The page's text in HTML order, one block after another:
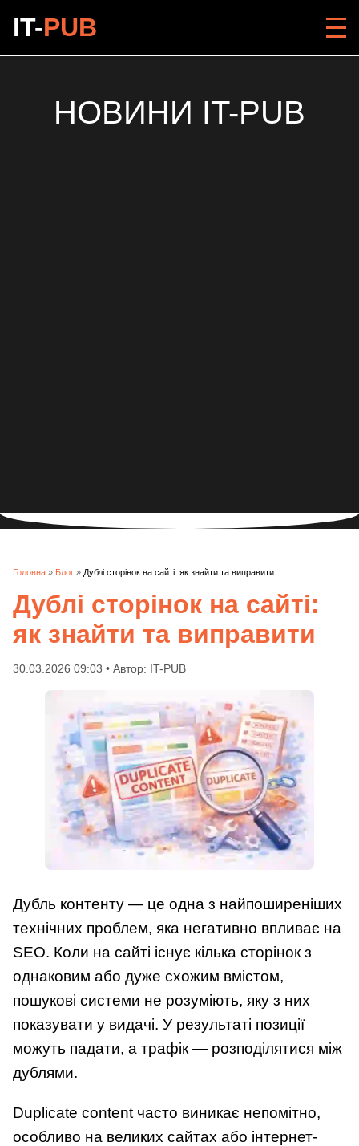
IT-PUB
НОВИНИ IT-PUB
Головна » Блог » Дублі сторінок на сайті: як знайти та виправити
Дублі сторінок на сайті:
як знайти та виправити
30.03.2026 09:03 • Автор: IT-PUB
Дубль контенту — це одна з найпоширеніших
технічних проблем, яка негативно впливає на
SEO. Коли на сайті існує кілька сторінок з
однаковим або дуже схожим вмістом,
пошукові системи не розуміють, яку з них
показувати у видачі. У результаті позиції
можуть падати, а трафік — розподілятися між
дублями.
Duplicate content часто виникає непомітно,
особливо на великих сайтах або інтернет-